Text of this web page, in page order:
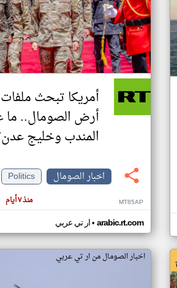
أمريكا تبحث
أرض الصومال.. ما
المندب وخليج
اخبار الصومال
Politics
منذ ٧ أيام MT85AP
ار تي عربي• arabic.rt.com
اخبار الصومال من ار تي عربي